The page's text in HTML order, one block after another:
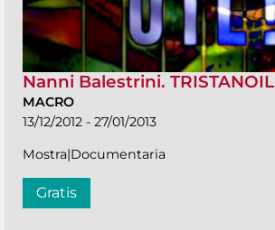
Nanni Balestrini. TRISTANOIL
MACRO
13/12/2012 - 27/01/2013
Mostra|Documentaria
Gratis